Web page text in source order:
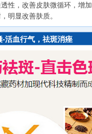
性，改善皮肤微循环，增
明显改善肤质。
-活血行气，祛斑消痤